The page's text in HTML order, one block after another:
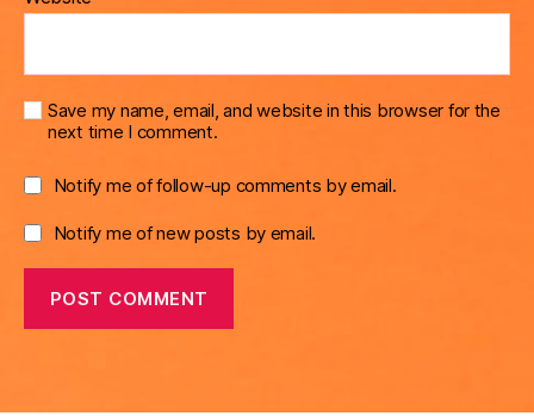
Save my name, email, and website in this browser for the
next time I comment.
Notify me of follow-up comments by email.
Notify me of new posts by email.